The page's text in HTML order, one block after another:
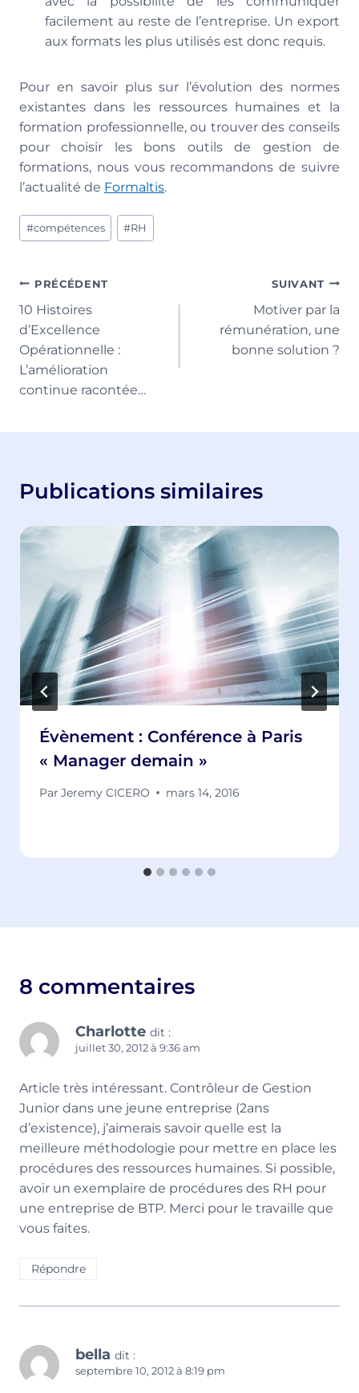
facilement au reste de l’entreprise. Un export
aux formats les plus utilisés est donc requis.
Pour en savoir plus sur l’évolution des normes
existantes dans les ressources humaines et la
formation professionnelle, ou trouver des conseils
pour choisir les bons outils de gestion de
formations, nous vous recommandons de suivre
l’actualité de Formaltis.
Étiquettes
de
publication :
#compétences #RH
Navigation
de
l’article
PRÉCÉDENT
10 Histoires
d’Excellence
Opérationnelle :
L’amélioration
continue racontée…
SUIVANT
Motiver par la
rémunération, une
bonne solution ?
Publications similaires
Évènement : Conférence à Paris
« Manager demain »
Par Jeremy CICERO mars 14, 2016
8 commentaires
Charlotte dit :
juillet 30, 2012 à 9:36 am
Article très intéressant. Contrôleur de Gestion
Junior dans une jeune entreprise (2ans
d’existence), j’aimerais savoir quelle est la
meilleure méthodologie pour mettre en place les
procédures des ressources humaines. Si possible,
avoir un exemplaire de procédures des RH pour
une entreprise de BTP. Merci pour le travaille que
vous faites.
Répondre
bella dit :
septembre 10, 2012 à 8:19 pm